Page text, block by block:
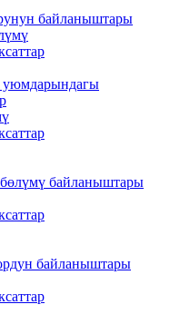
байланыштары
уюмдарындагы
байланыштары
байланыштары